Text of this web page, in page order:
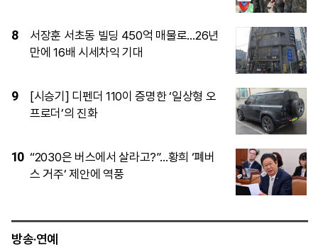
3
이임생, 홍명보 발탁 독박 의혹에 정면 반
박…“정몽규 지시대로 했을뿐”
4
李대통령, 안동·의성 4개 면 특별재난지
역 선포
5
13시간30분 난상토론한 李…공급대책 13
일 발표 목표
방송·연예